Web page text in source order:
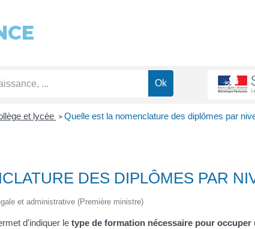
et lycée > Quelle est la nomenclature des diplômes par
DES DIPLÔMES PAR
et administrative (Première ministre)
d'indiquer le type de formation nécessaire pour occuper